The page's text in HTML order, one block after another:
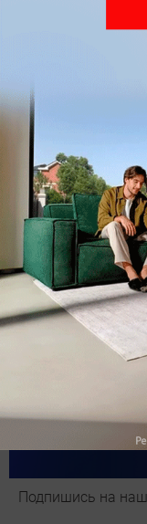
Обзор
Pro: гибкий
Подпишись на